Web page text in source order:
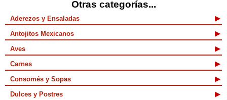
Otras categorías...
Aderezos y Ensaladas
Antojitos Mexicanos
Aves
Carnes
Consomés y Sopas
Dulces y Postres